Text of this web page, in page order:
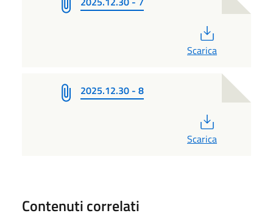
Scarica
2025.12.30 - 8
Scarica
Contenuti correlati